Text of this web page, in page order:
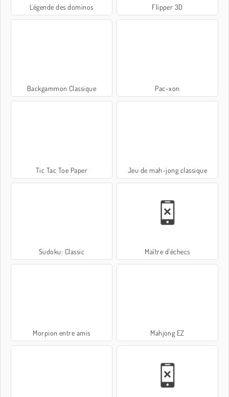
Légende des dominos Flipper 3D
Backgammon Classique Pac-xon
Tic Tac Toe Paper Jeu de mah-jong classique
Sudoku: Classic Maître d'échecs
Morpion entre amis Mahjong EZ